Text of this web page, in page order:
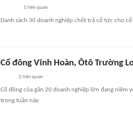
1 liên quan
Danh sách 30 doanh nghiệp chốt trả cổ tức cho
Cổ đông Vĩnh Hoàn, Ôtô Trường
2 liên quan
Cổ đông của gần 20 doanh nghiệp lớn đang niêm
trong tuần này.